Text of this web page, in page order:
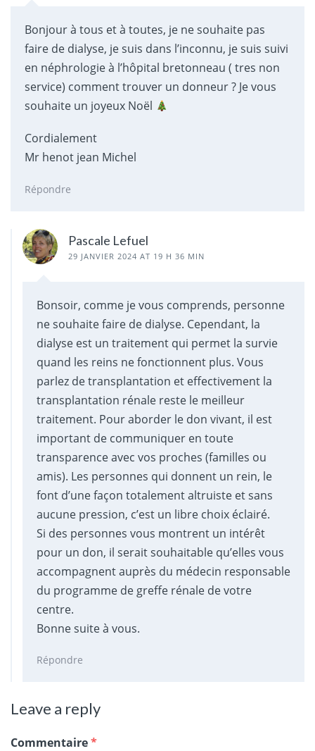
Bonjour à tous et à toutes, je ne souhaite pas
faire de dialyse, je suis dans l’inconnu, je suis suivi
en néphrologie à l’hôpital bretonneau ( tres non
service) comment trouver un donneur ? Je vous
souhaite un joyeux Noël
Cordialement
Mr henot jean Michel
Répondre
Pascale Lefuel
29 JANVIER 2024 AT 19 H 36 MIN
Bonsoir, comme je vous comprends, personne
ne souhaite faire de dialyse. Cependant, la
dialyse est un traitement qui permet la survie
quand les reins ne fonctionnent plus. Vous
parlez de transplantation et effectivement la
transplantation rénale reste le meilleur
traitement. Pour aborder le don vivant, il est
important de communiquer en toute
transparence avec vos proches (familles ou
amis). Les personnes qui donnent un rein, le
font d’une façon totalement altruiste et sans
aucune pression, c’est un libre choix éclairé.
Si des personnes vous montrent un intérêt
pour un don, il serait souhaitable qu’elles vous
accompagnent auprès du médecin responsable
du programme de greffe rénale de votre
centre.
Bonne suite à vous.
Répondre
Leave a reply
Commentaire*